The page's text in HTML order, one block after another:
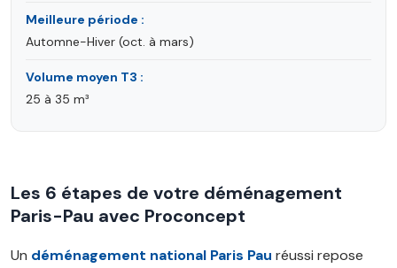
Meilleure période :
Automne-Hiver (oct. à mars)
Volume moyen T3 :
25 à 35 m³
Les 6 étapes de votre déménagement
Paris-Pau avec Proconcept
Un déménagement national Paris Pau réussi repose